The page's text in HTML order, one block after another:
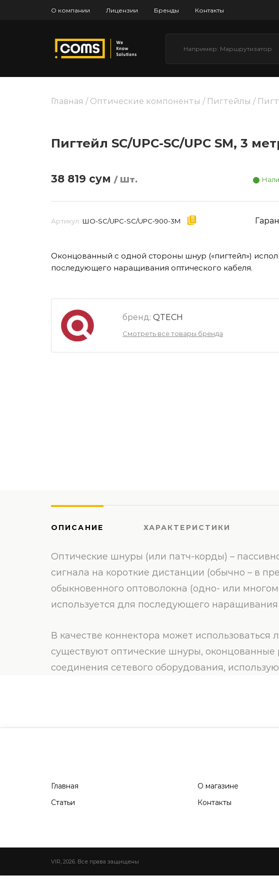
О компании Лицензии Бренды Контакты
Главная / Оптические компоненты / Пигтейлы /
Пигтейл SC/UPC-SC/UPC SM, 3
38 819 сум / Шт.
Артикул: ШО-SC/UPC-SC/UPC-900-3M
Оконцованный с одной стороны шнур («пигтейл»)
последующего наращивания оптического кабеля.
бренд: QTECH
Смотреть все товары бренда
ОПИСАНИЕ ХАРАКТЕРИСТИКИ
Оптические шнуры (или патч-корды) –
сигнала на короткие дистанции (обычно – в
обыкновенного оптоволокна (одно- или
используется для последующего наращивания
В качестве коннектора может
существуют оптические шнуры,
соединения сетевого оборудования,
Главная
Статьи
О магазине
Контакты
VIR, 2026. Все права защищены